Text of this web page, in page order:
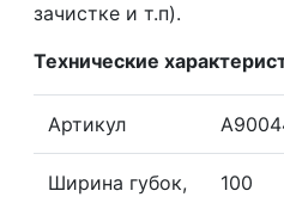
зачистке и т.п).
Технические
Артикул
Ширина губок,
100